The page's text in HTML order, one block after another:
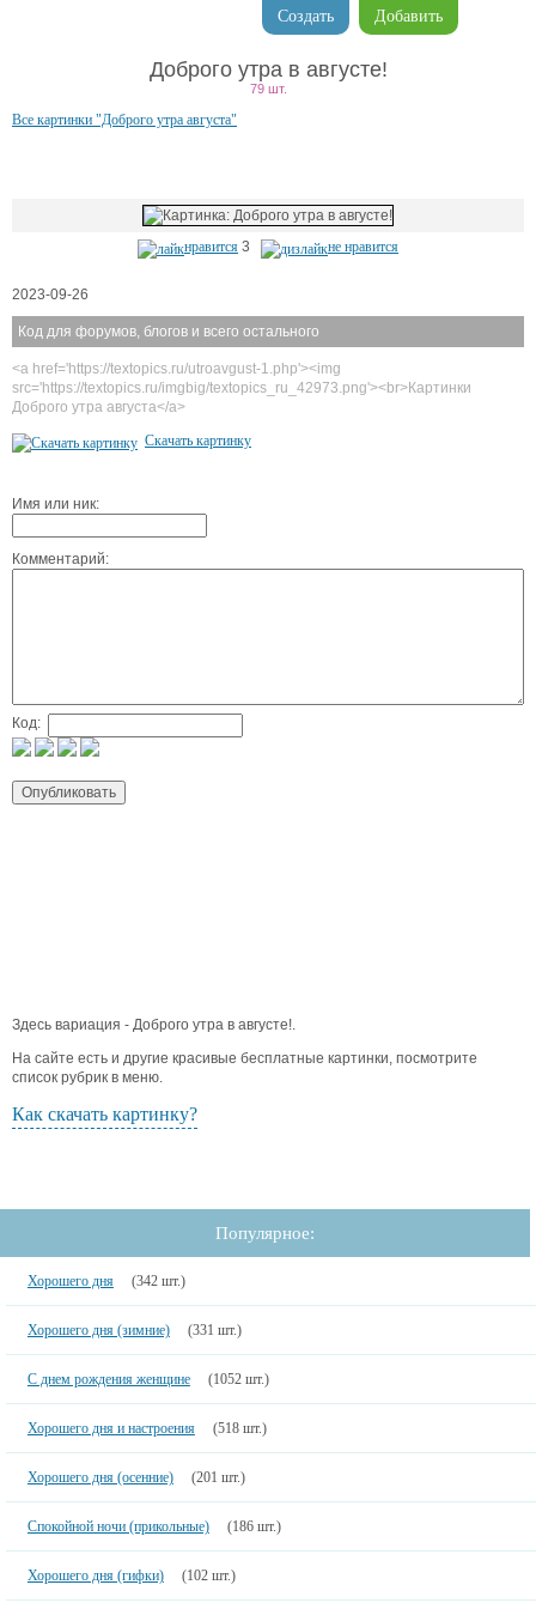
Добавить
Создать
Доброго утра в августе!
79 шт.
Все картинки "Доброго утра августа"
нравится 3 не нравится
2023-09-26
Код для форумов, блогов и всего остального
<a href='https://textopics.ru/utroavgust-1.php'><img
src='https://textopics.ru/imgbig/textopics_ru_42973.png'><br>Картинки
Доброго утра августа</a>
Скачать картинку
Имя или ник:
Комментарий:
Код:
Здесь вариация - Доброго утра в августе!.
На сайте есть и другие красивые бесплатные картинки, посмотрите
список рубрик в меню.
Как скачать картинку?
Популярное:
Хорошего дня (342 шт.)
Хорошего дня (зимние) (331 шт.)
С днем рождения женщине (1052 шт.)
Хорошего дня и настроения (518 шт.)
Хорошего дня (осенние) (201 шт.)
Спокойной ночи (прикольные) (186 шт.)
Хорошего дня (гифки) (102 шт.)